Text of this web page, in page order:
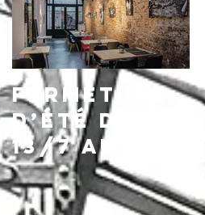
Fermeture
d’été du
13/7 au
16/8,
réouvertu